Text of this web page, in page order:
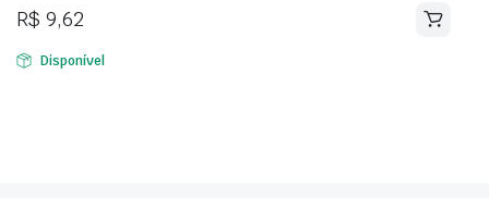
R$ 9,62
Disponível